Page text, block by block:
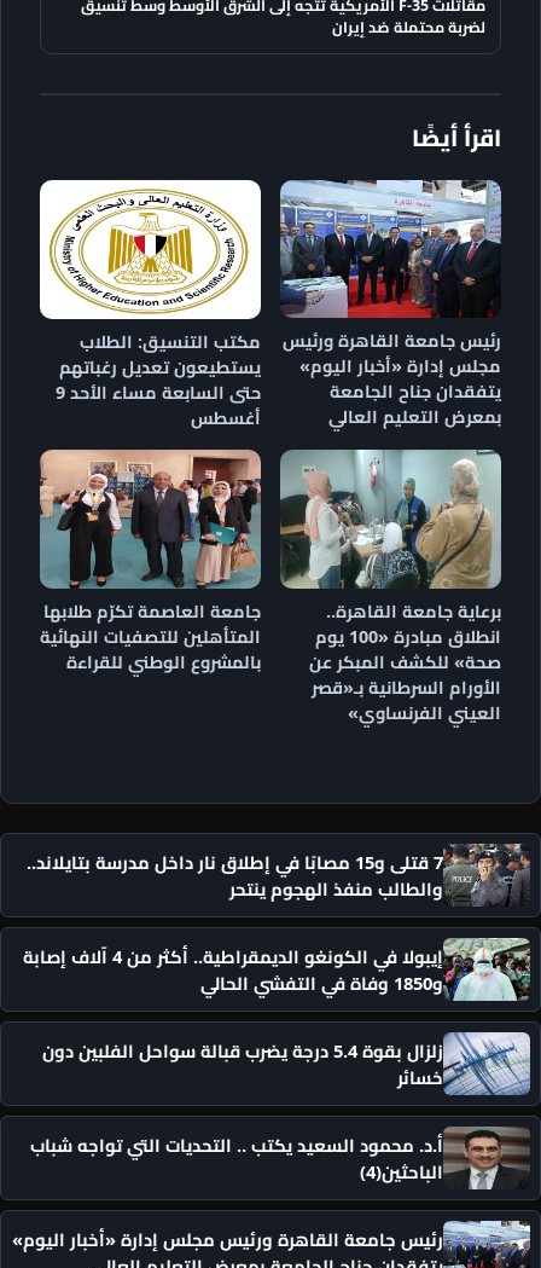
مقاتلات F-35 الأمريكية تتجه إلى الشرق الأوسط وسط تنسيق
لضربة محتملة ضد إيران
اقرأ أيضًا
رئيس جامعة القاهرة ورئيس
مجلس إدارة «أخبار اليوم»
يتفقدان جناح الجامعة
بمعرض التعليم العالي
مكتب التنسيق: الطلاب
يستطيعون تعديل رغباتهم
حتى السابعة مساء الأحد 9
أغسطس
برعاية جامعة القاهرة..
انطلاق مبادرة «100 يوم
صحة» للكشف المبكر عن
الأورام السرطانية بـ«قصر
العيني الفرنساوي»
جامعة العاصمة تكرّم طلابها
المتأهلين للتصفيات النهائية
بالمشروع الوطني للقراءة
7 قتلى و15 مصابًا في إطلاق نار داخل مدرسة بتايلاند..
والطالب منفذ الهجوم ينتحر
إيبولا في الكونغو الديمقراطية.. أكثر من 4 آلاف إصابة
و1850 وفاة في التفشي الحالي
زلزال بقوة 5.4 درجة يضرب قبالة سواحل الفلبين دون
خسائر
أ.د. محمود السعيد يكتب .. التحديات التي تواجه شباب
الباحثين(4)
رئيس جامعة القاهرة ورئيس مجلس إدارة «أخبار اليوم»